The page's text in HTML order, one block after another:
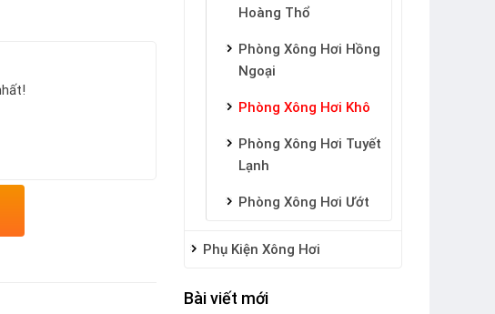
Hoàng Thổ
Phòng Xông Hơi Hồng
Ngoại
Phòng Xông Hơi Khô
Phòng Xông Hơi Tuyết
Lạnh
Phòng Xông Hơi Ướt
Phụ Kiện Xông Hơi
Bài viết mới